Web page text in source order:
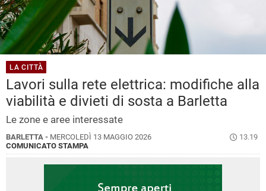
LA CITTÀ
Lavori sulla rete elettrica: modifiche alla
viabilità e divieti di sosta a Barletta
Le zone e aree interessate
BARLETTA - MERCOLEDÌ 13 MAGGIO 2026
13.19
COMUNICATO STAMPA